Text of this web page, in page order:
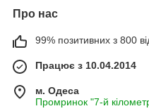
Про нас
99% позитивних з 800
Працює з 10.04.2014
м. Одеса
Промринок "7-й